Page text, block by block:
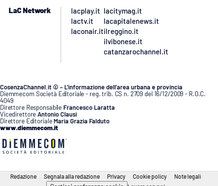
LaC Network
lacplay.it
lactv.it
laconair.it
lacitymag.it
lacapitalenews.it
ilreggino.it
ilvibonese.it
catanzarochannel.it
CosenzaChannel.it © – L’informazione dell’area urbana e provincia
Diemmecom Società Editoriale - reg. trib. CS n. 2709 del 16/12/2009 - R.O.C.
4049
Direttore Responsabile Francesco Laratta
VicedirettoreAntonio Clausi
Direttore Editoriale Maria Grazia Falduto
www.diemmecom.it
Redazione Segnala alla redazione Privacy Cookie policy Note legali